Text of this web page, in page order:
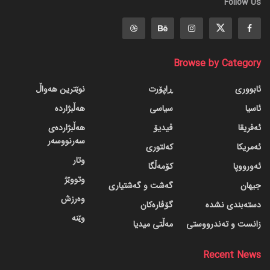
Browse by Category
ئابووری
ئاسیا
ئەفریقا
ئەمریکا
ئەورووپا
جیهان
دسته‌بندی نشده
زانست و تەندرووستی
ڕاپۆرت
سیاسی
ڤیدیۆ
کەلتوری
کۆمەڵگا
گه‌شت و گه‌شتیاری
گۆڤاره‌کان
مەڵتی میدیا
نوێترین هەواڵ
هەڵبژاردە
هەڵبژاردەی
سەرنووسەر
وتار
وتووێژ
وەرزش
وێنە
Recent News